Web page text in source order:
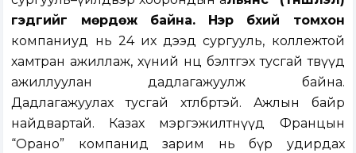
гэдгийг мөрдөж байна. Нэр бүхий томхон
компаниуд нь 24 их дээд сургууль, коллежтой
хамтран ажиллаж, хүний нөөцөө бэлтгэх тусгай төвүүд
ажиллуулан дадлагажуулж байна.
Дадлагажуулах тусгай хөтөлбөртэй. Ажлын байр
найдвартай. Казах мэргэжилтнүүд Францын
“Орано” компанид зарим нь бүр удирдах